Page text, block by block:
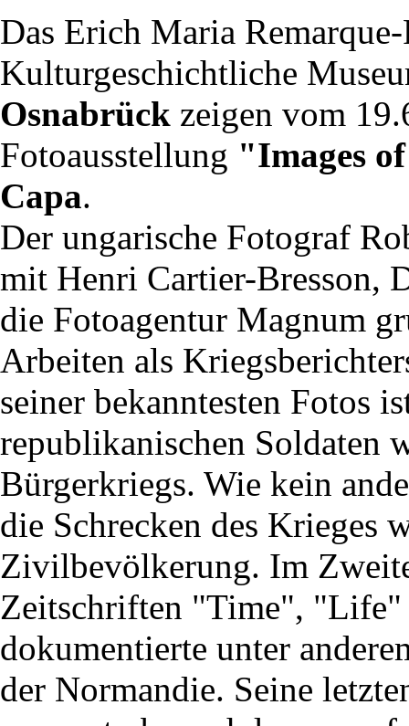
Das Erich Maria
Kulturgeschichtliche
Osnabrück zeigen vom
Fotoausstellung "Images
Capa.
Der ungarische Fotograf
mit Henri Cartier-Bresson,
die Fotoagentur Magnum
Arbeiten als
seiner bekanntesten Fotos
republikanischen Soldaten
Bürgerkriegs. Wie kein
die Schrecken des Krieges
Zivilbevölkerung. Im
Zeitschriften "Time",
dokumentierte unter
der Normandie. Seine